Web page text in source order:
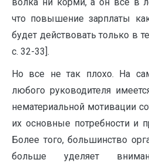
что повышение зарплаты
будет действовать только в
с. 32-33].
Но все не так плохо. На
любого руководителя
нематериальной мотивации
их основные потребности и
Более того, большинство
больше уделяет